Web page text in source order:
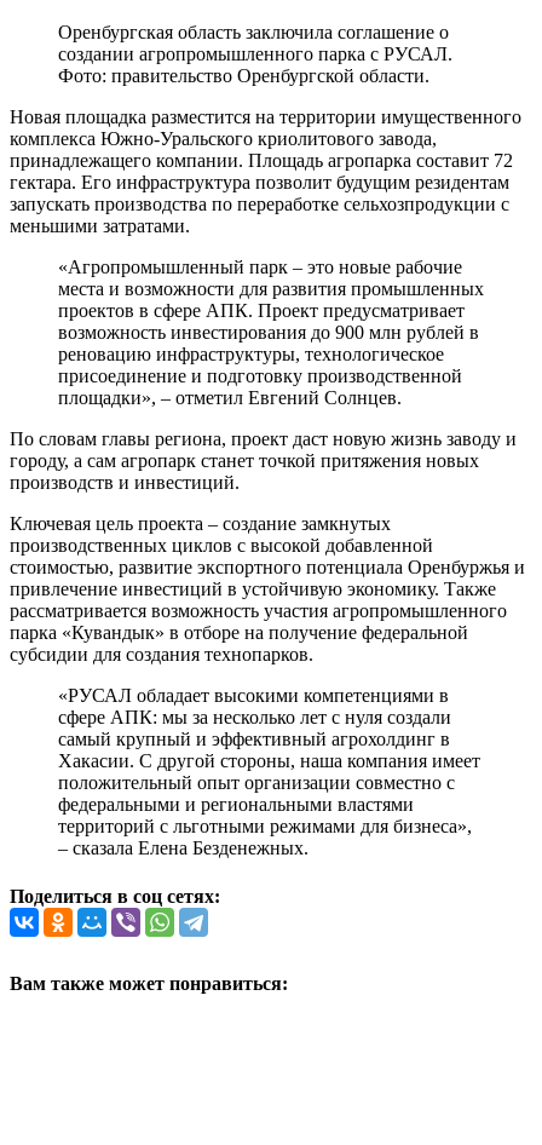
Оренбургская область заключила соглашение о
создании агропромышленного парка с РУСАЛ.
Фото: правительство Оренбургской области.
Новая площадка разместится на территории имущественного
комплекса Южно-Уральского криолитового завода,
принадлежащего компании. Площадь агропарка составит 72
гектара. Его инфраструктура позволит будущим резидентам
запускать производства по переработке сельхозпродукции с
меньшими затратами.
«Агропромышленный парк – это новые рабочие
места и возможности для развития промышленных
проектов в сфере АПК. Проект предусматривает
возможность инвестирования до 900 млн рублей в
реновацию инфраструктуры, технологическое
присоединение и подготовку производственной
площадки», – отметил Евгений Солнцев.
По словам главы региона, проект даст новую жизнь заводу и
городу, а сам агропарк станет точкой притяжения новых
производств и инвестиций.
Ключевая цель проекта – создание замкнутых
производственных циклов с высокой добавленной
стоимостью, развитие экспортного потенциала Оренбуржья и
привлечение инвестиций в устойчивую экономику. Также
рассматривается возможность участия агропромышленного
парка «Кувандык» в отборе на получение федеральной
субсидии для создания технопарков.
«РУСАЛ обладает высокими компетенциями в
сфере АПК: мы за несколько лет с нуля создали
самый крупный и эффективный агрохолдинг в
Хакасии. С другой стороны, наша компания имеет
положительный опыт организации совместно с
федеральными и региональными властями
территорий с льготными режимами для бизнеса»,
– сказала Елена Безденежных.
Поделиться в соц сетях:
Вам также может понравиться: